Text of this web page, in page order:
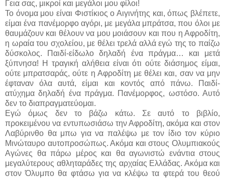
Γεια σας, μικροί και μεγάλοι μου φίλοι!
Το όνομα μου είναι Φιστίκιος ο Αιγινήτης και, όπως βλέπετε,
είμαι ένα πανέμορφο αγόρι, με μεγάλα μπράτσα, που όλοι με
θαυμάζουν και θέλουν να μου μοιάσουν και που η Αφροδίτη,
η ωραία του σχολείου, με θέλει τρελά αλλά εγώ της το παίζω
δύσκολος. Παιδί-είδωλο δηλαδή ένα πράγμα… και μετά
ξύπνησα! Η τραγική αλήθεια είναι ότι ούτε διάσημος είμαι,
ούτε μπρατσαράς, ούτε η Αφροδίτη με θέλει και, σαν να μην
έφταναν όλα αυτά, είμαι και κοντός από πάνω. Παιδί-
ατύχημα δηλαδή ένα πράγμα. Πανέμορφος, ωστόσο. Αυτό
δεν το διαπραγματεύομαι.
Εγώ όμως δεν το βάζω κάτω. Σε αυτό το βιβλίο,
προκειμένου να εντυπωσιάσω την Αφροδίτη, ακόμα και στον
Λαβύρινθο θα μπω για να παλέψω με τον ίδιο τον κύριο
Μινώταυρο αυτοπροσώπως. Ακόμα και στους Ολυμπιακούς
Αγώνες θα πάρω μέρος και θα αγωνιστώ ενάντια στους
μεγαλύτερους αθληταράδες της αρχαίας Ελλάδας. Ακόμα και
στον Όλυμπο θα φτάσω για να κλέψω τα φτερά του θεού